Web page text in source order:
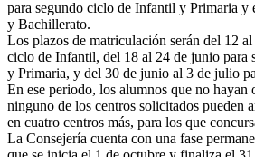
para segundo ciclo de Infantil y Primaria y
y Bachillerato.
Los plazos de matriculación serán del 12
ciclo de Infantil, del 18 al 24 de junio para
y Primaria, y del 30 de junio al 3 de julio
En ese periodo, los alumnos que no hayan
ninguno de los centros solicitados pueden
en cuatro centros más, para los que
La Consejería cuenta con una fase